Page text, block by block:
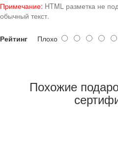
Примечание: HTML разметка не
обычный текст.
Рейтинг Плохо
Похожие